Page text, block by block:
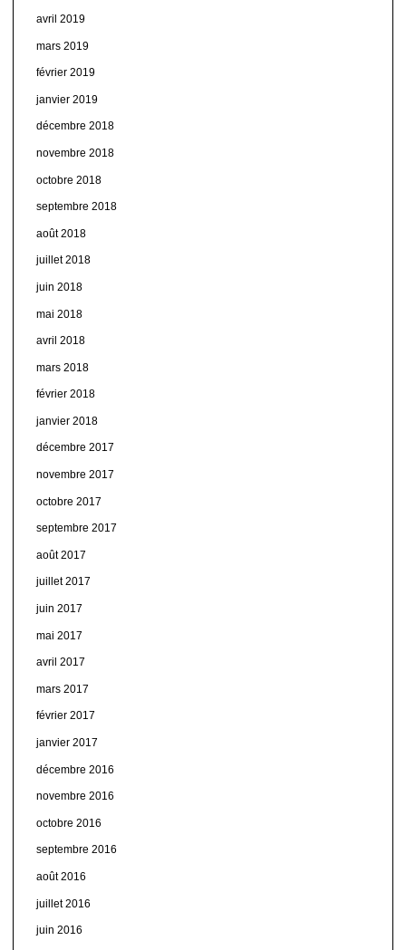
avril 2019
mars 2019
février 2019
janvier 2019
décembre 2018
novembre 2018
octobre 2018
septembre 2018
août 2018
juillet 2018
juin 2018
mai 2018
avril 2018
mars 2018
février 2018
janvier 2018
décembre 2017
novembre 2017
octobre 2017
septembre 2017
août 2017
juillet 2017
juin 2017
mai 2017
avril 2017
mars 2017
février 2017
janvier 2017
décembre 2016
novembre 2016
octobre 2016
septembre 2016
août 2016
juillet 2016
juin 2016